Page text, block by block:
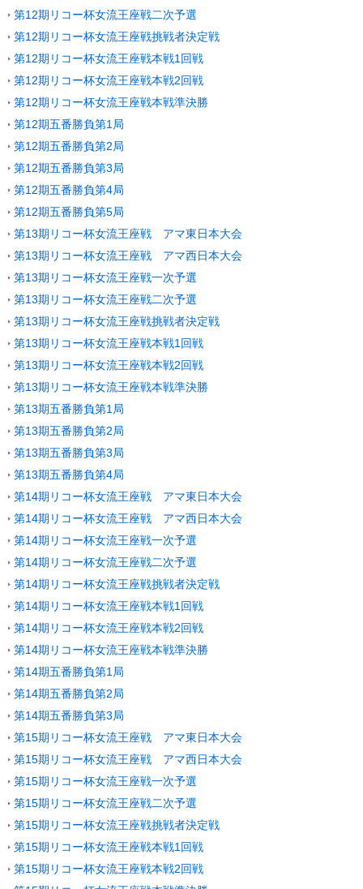
第12期リコー杯女流王座戦二次予選
第12期リコー杯女流王座戦挑戦者決定戦
第12期リコー杯女流王座戦本戦1回戦
第12期リコー杯女流王座戦本戦2回戦
第12期リコー杯女流王座戦本戦準決勝
第12期五番勝負第1局
第12期五番勝負第2局
第12期五番勝負第3局
第12期五番勝負第4局
第12期五番勝負第5局
第13期リコー杯女流王座戦 アマ東日本大会
第13期リコー杯女流王座戦 アマ西日本大会
第13期リコー杯女流王座戦一次予選
第13期リコー杯女流王座戦二次予選
第13期リコー杯女流王座戦挑戦者決定戦
第13期リコー杯女流王座戦本戦1回戦
第13期リコー杯女流王座戦本戦2回戦
第13期リコー杯女流王座戦本戦準決勝
第13期五番勝負第1局
第13期五番勝負第2局
第13期五番勝負第3局
第13期五番勝負第4局
第14期リコー杯女流王座戦 アマ東日本大会
第14期リコー杯女流王座戦 アマ西日本大会
第14期リコー杯女流王座戦一次予選
第14期リコー杯女流王座戦二次予選
第14期リコー杯女流王座戦挑戦者決定戦
第14期リコー杯女流王座戦本戦1回戦
第14期リコー杯女流王座戦本戦2回戦
第14期リコー杯女流王座戦本戦準決勝
第14期五番勝負第1局
第14期五番勝負第2局
第14期五番勝負第3局
第15期リコー杯女流王座戦 アマ東日本大会
第15期リコー杯女流王座戦 アマ西日本大会
第15期リコー杯女流王座戦一次予選
第15期リコー杯女流王座戦二次予選
第15期リコー杯女流王座戦挑戦者決定戦
第15期リコー杯女流王座戦本戦1回戦
第15期リコー杯女流王座戦本戦2回戦